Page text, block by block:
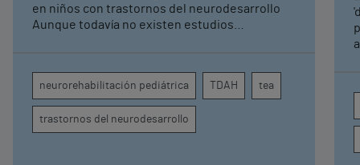
pediátrica de Vithas
en niños con trastornos del neurodesarrollo
Aunque todavía no existen estudios
atención, la regulación emocional y la
conducta
neurorehabilitación pediátrica TDAH tea
trastornos del neurodesarrollo